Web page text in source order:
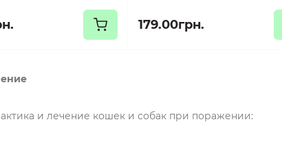
179.00грн.
и лечение кошек и собак при поражении: